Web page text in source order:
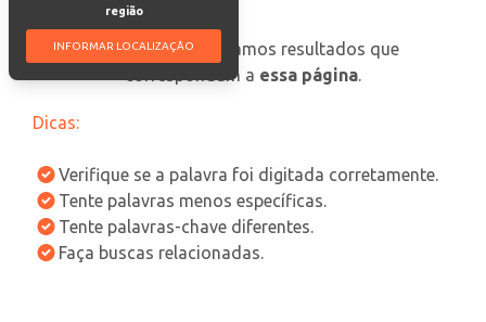
região
INFORMAR LOCALIZAÇÃO
oops, não encontramos resultados que
correspondam a essa página.
Dicas:
Verifique se a palavra foi digitada corretamente.
Tente palavras menos específicas.
Tente palavras-chave diferentes.
Faça buscas relacionadas.